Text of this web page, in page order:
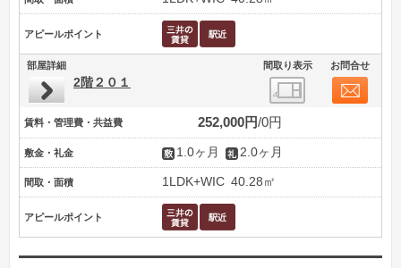
アピールポイント
部屋詳細 間取り表示 お問合せ
2階２０１
賃料・管理費・共益費 252,000円 0円
敷金・礼金 1.0ヶ月 2.0ヶ月
間取・面積 1LDK+WIC 40.28㎡
アピールポイント